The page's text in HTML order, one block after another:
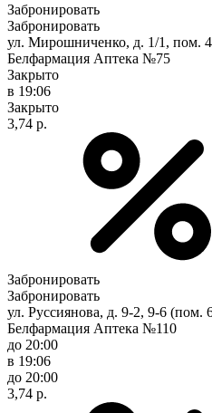
Забронировать
Забронировать
ул. Мирошниченко, д. 1/1, пом. 4
Белфармация Аптека №75
Закрыто
в 19:06
Закрыто
3,74 р.
Забронировать
Забронировать
ул. Руссиянова, д. 9-2, 9-6 (пом.
Белфармация Аптека №110
до 20:00
в 19:06
до 20:00
3,74 р.